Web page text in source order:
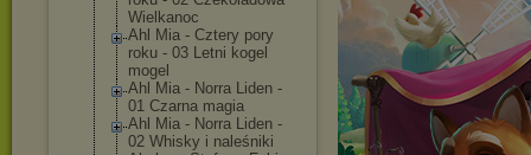
Wielkanoc
Ahl Mia - Cztery pory
roku - 03 Letni kogel
mogel
Ahl Mia - Norra Liden -
01 Czarna magia
Ahl Mia - Norra Liden -
02 Whisky i naleśniki